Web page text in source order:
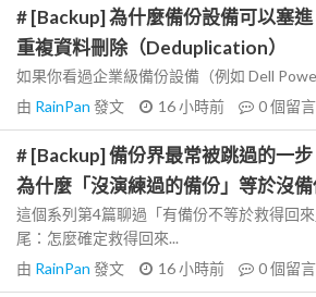
# [Backup] 為什麼備份設備可以塞
重複資料刪除（Deduplication）
如果你看過企業級備份設備（例如 Dell
由 RainPan 發文 16 小時前 0個留言
# [Backup] 備份界最常被跳過的一
為什麼「沒演練過的備份」等於沒
這個系列第4篇聊過「有備份不等於救得回
尾：怎麼確定救得回來...
由 RainPan 發文 16 小時前 0個留言